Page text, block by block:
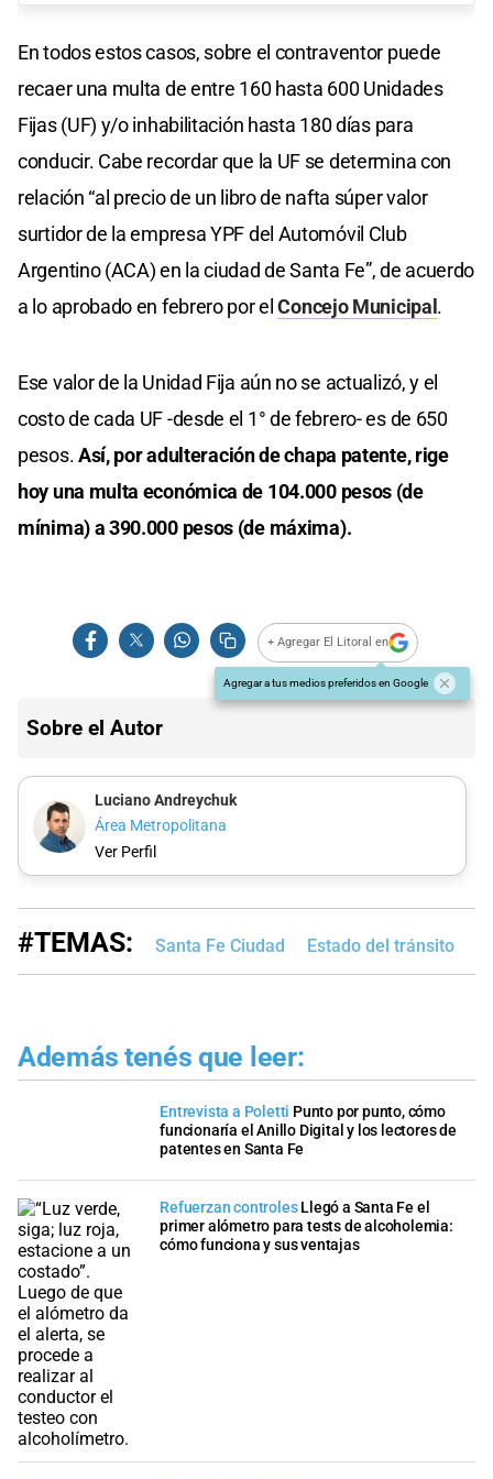
En todos estos casos, sobre el contraventor puede
recaer una multa de entre 160 hasta 600 Unidades
Fijas (UF) y/o inhabilitación hasta 180 días para
conducir. Cabe recordar que la UF se determina con
relación “al precio de un libro de nafta súper valor
surtidor de la empresa YPF del Automóvil Club
Argentino (ACA) en la ciudad de Santa Fe”, de acuerdo
a lo aprobado en febrero por elConcejo Municipal .
Ese valor de la Unidad Fija aún no se actualizó, y el
costo de cada UF -desde el 1° de febrero- es de 650
pesos.Así, por adulteración de chapa patente, rige
hoy una multa económica de 104.000 pesos (de
mínima) a 390.000 pesos (de máxima).
+ Agregar El Litoral en
Agregar a tus medios preferidos en Google
Sobre el Autor
Luciano Andreychuk
Área Metropolitana
Ver Perfil
#TEMAS: Santa Fe Ciudad Estado del tránsito
Además tenés que leer:
Entrevista a Poletti Punto por punto, cómo
funcionaría el Anillo Digital y los lectores de
patentes en Santa Fe
Refuerzan controles Llegó a Santa Fe el
primer alómetro para tests de alcoholemia:
cómo funciona y sus ventajas